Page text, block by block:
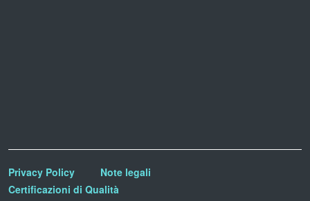
Privacy Policy
Note legali
Certificazioni di Qualità